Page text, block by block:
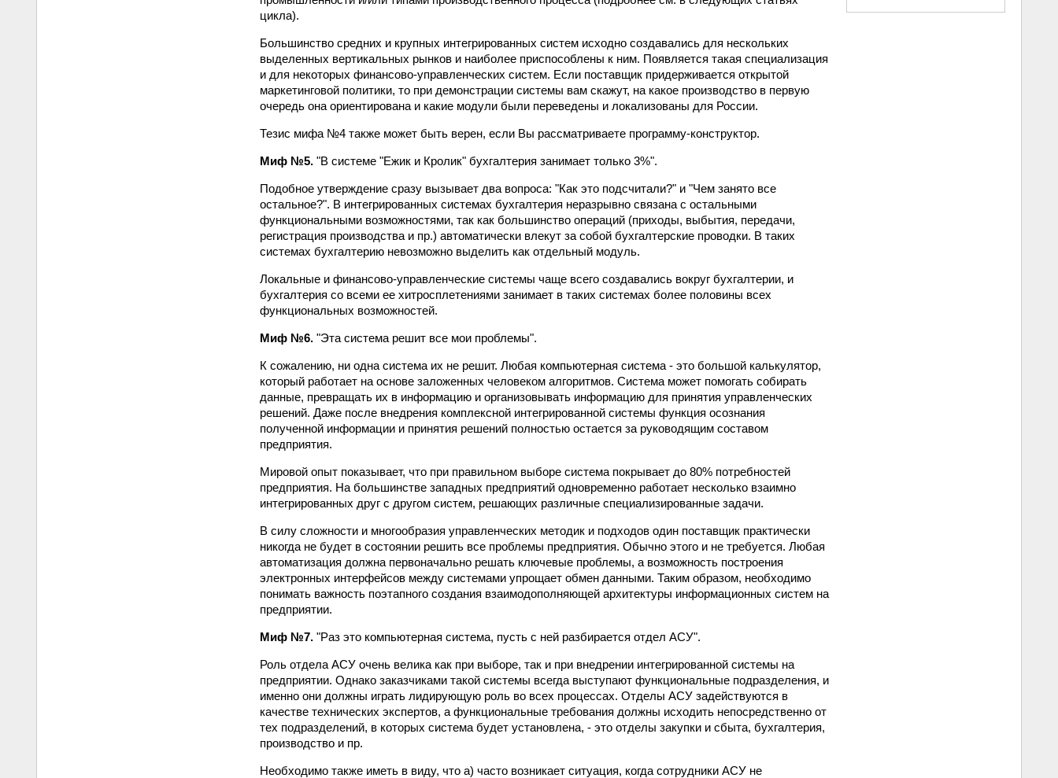
цикла).
Большинство средних и крупных интегрированных систем исходно создавались для нескольких
выделенных вертикальных рынков и наиболее приспособлены к ним. Появляется такая специализация
и для некоторых финансово-управленческих систем. Если поставщик придерживается открытой
маркетинговой политики, то при демонстрации системы вам скажут, на какое производство в первую
очередь она ориентирована и какие модули были переведены и локализованы для России.
Тезис мифа №4 также может быть верен, если Вы рассматриваете программу-конструктор.
Миф №5. "В системе "Ежик и Кролик" бухгалтерия занимает только 3%".
Подобное утверждение сразу вызывает два вопроса: "Как это подсчитали?" и "Чем занято все
остальное?". В интегрированных системах бухгалтерия неразрывно связана с остальными
функциональными возможностями, так как большинство операций (приходы, выбытия, передачи,
регистрация производства и пр.) автоматически влекут за собой бухгалтерские проводки. В таких
системах бухгалтерию невозможно выделить как отдельный модуль.
Локальные и финансово-управленческие системы чаще всего создавались вокруг бухгалтерии, и
бухгалтерия со всеми ее хитросплетениями занимает в таких системах более половины всех
функциональных возможностей.
Миф №6. "Эта система решит все мои проблемы".
К сожалению, ни одна система их не решит. Любая компьютерная система - это большой калькулятор,
который работает на основе заложенных человеком алгоритмов. Система может помогать собирать
данные, превращать их в информацию и организовывать информацию для принятия управленческих
решений. Даже после внедрения комплексной интегрированной системы функция осознания
полученной информации и принятия решений полностью остается за руководящим составом
предприятия.
Мировой опыт показывает, что при правильном выборе система покрывает до 80% потребностей
предприятия. На большинстве западных предприятий одновременно работает несколько взаимно
интегрированных друг с другом систем, решающих различные специализированные задачи.
В силу сложности и многообразия управленческих методик и подходов один поставщик практически
никогда не будет в состоянии решить все проблемы предприятия. Обычно этого и не требуется. Любая
автоматизация должна первоначально решать ключевые проблемы, а возможность построения
электронных интерфейсов между системами упрощает обмен данными. Таким образом, необходимо
понимать важность поэтапного создания взаимодополняющей архитектуры информационных систем на
предприятии.
Миф №7. "Раз это компьютерная система, пусть с ней разбирается отдел АСУ".
Роль отдела АСУ очень велика как при выборе, так и при внедрении интегрированной системы на
предприятии. Однако заказчиками такой системы всегда выступают функциональные подразделения, и
именно они должны играть лидирующую роль во всех процессах. Отделы АСУ задействуются в
качестве технических экспертов, а функциональные требования должны исходить непосредственно от
тех подразделений, в которых система будет установлена, - это отделы закупки и сбыта, бухгалтерия,
производство и пр.
Необходимо также иметь в виду, что а) часто возникает ситуация, когда сотрудники АСУ не